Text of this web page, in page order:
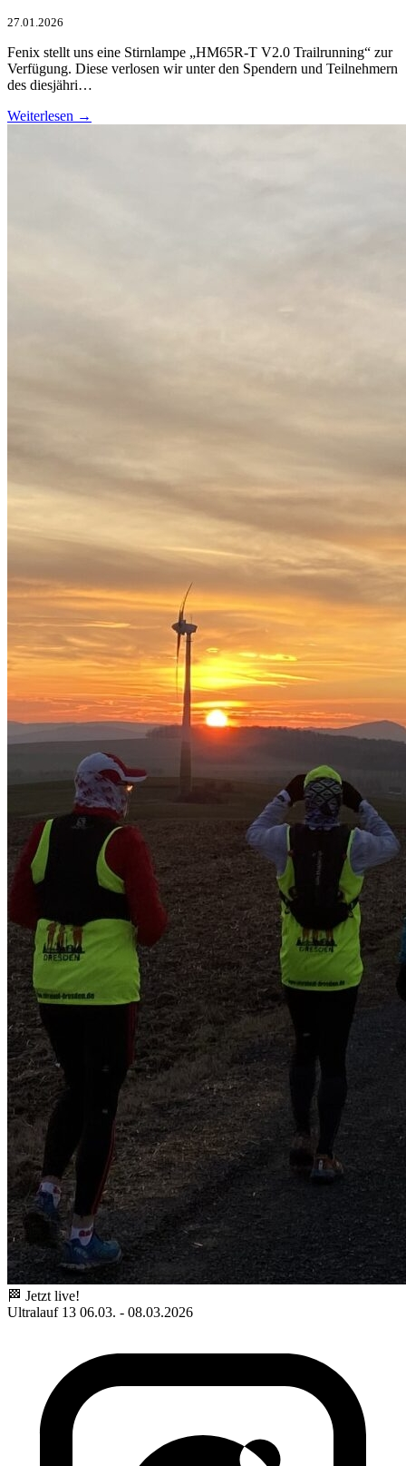
27.01.2026
Fenix stellt uns eine Stirnlampe „HM65R-T V2.0 Trailrunning“ zur
Verfügung. Diese verlosen wir unter den Spendern und Teilnehmern
des diesjähri…
Weiterlesen →
🏁 Jetzt live!
Ultralauf 13 06.03. - 08.03.2026